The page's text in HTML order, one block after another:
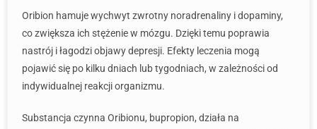
Oribion hamuje wychwyt zwrotny noradrenaliny i dopaminy,
co zwiększa ich stężenie w mózgu. Dzięki temu poprawia
nastrój i łagodzi objawy depresji. Efekty leczenia mogą
pojawić się po kilku dniach lub tygodniach, w zależności od
indywidualnej reakcji organizmu.
Substancja czynna Oribionu, bupropion, działa na